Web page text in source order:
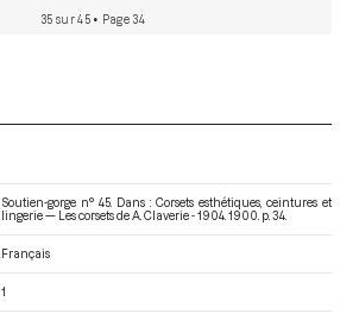
35 sur 45• Page 34
Soutien-gorge n° 45. Dans : Corsets esthétiques, ceintures et
lingerie — Les corsets de A. Claverie - 1904 . 1900. p. 34.
Français
1